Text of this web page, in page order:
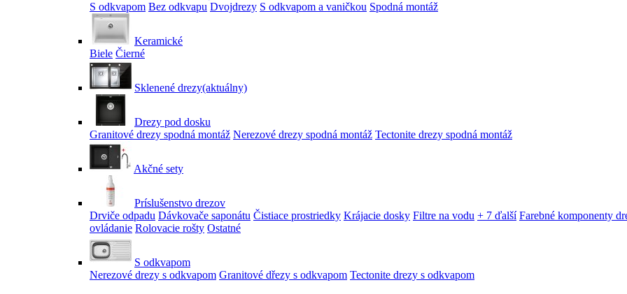
S odkvapom Bez odkvapu Dvojdrezy S odkvapom a vaničkou Spodná montáž
Keramické
Biele Čierné
Sklenené drezy(aktuálny)
Drezy pod dosku
Granitové drezy spodná montáž Nerezové drezy spodná montáž Tectonite drezy spodná montáž
Akčné sety
Príslušenstvo drezov
Drviče odpadu Dávkovače saponátu Čistiace prostriedky Krájacie dosky Filtre na vodu + 7 ďalší Farebné komponenty
ovládanie Rolovacie rošty Ostatné
S odkvapom
Nerezové drezy s odkvapom Granitové dřezy s odkvapom Tectonite drezy s odkvapom